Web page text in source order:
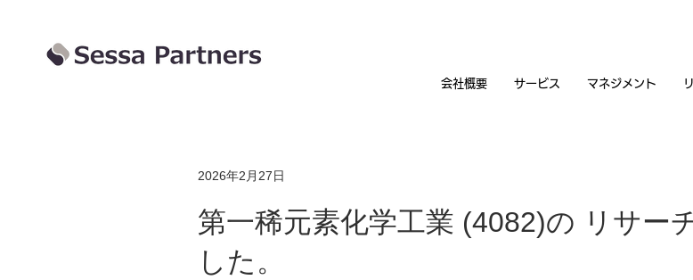
会社概要 サービス マネジメント
第一稀元素化学工業 (4082)の リサー
した。
2026年2月27日